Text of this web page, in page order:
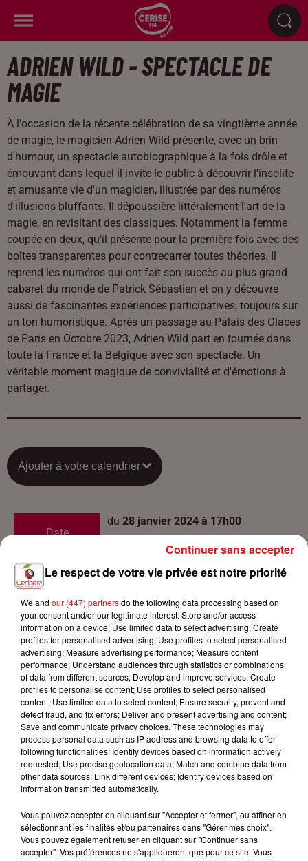
ADRIEN WILD - SPECTACLE DE
MAGIE
À l'occasion de la récente célébration de sa vingtième année
de magie, le magicien Adrien Wild présente, avec un brin
d'humour, un spectacle autobiographique à la fois drôle et
émouvant dans lequel il invite le public à découvrir l'insolite
et amusante vie d'un magicien, illustrée par des numéros
d'illusions bluffants. Il dépoussière littéralement l'art de la
magie, en revisitant des classiques. Notamment la femme
coupée en deux, qu'il présente pour la première fois avec des
boîtes transparentes pour contrecarrer toutes théories. Il
reprend les numéros qui ont fait son succès au plus grand
cabaret du monde de Patrick Sébastien et on y découvre
aussi de fascinantes expériences participatives, toujours sur
un ton humoristique. Après un passage au Palais des Glaces
de Paris en Octobre 2023, Adrien Wild part en tournée dans
toute la France et la Belgique avec son spectacle. Un
véritable moment magique de convivialité et d'émotions à
partager.
Ajouter à votre calendrier
Date
du 28 janvier 2024 à 17h00
28 janvier 2024 à 18h30
Tarif
Prix : De 26€ à 32€
Lieu
Espace Dollfus et Noack 20a rue Jean
de La Fontaine
68390 SAUSHEIM
Organisateur
ED&N
03 89 46 83 90
Le respect de votre vie privée est notre priorité
We and our (447) partnersdo the following data processing based on
your consent and/or our legitimate interest: Store and/or access
information on a device; Use limited data to select advertising; Create
profiles for personalised advertising; Use profiles to select personalised
advertising; Measure advertising performance; Measure content
performance; Understand audiences through statistics or combinations
of data from different sources; Develop and improve services; Create
profiles to personalise content; Use profiles to select personalised
content; Use limited data to select content; Ensure security, prevent and
detect fraud, and fix errors; Deliver and present advertising and content;
Save and communicate privacy choices. These technologies may
process personal data such as IP address and browsing data to offer
following functionalities: Identify devices based on information actively
requested; Use precise geolocation data; Match and combine data from
other data sources; Link different devices; Identify devices based on
information transmitted automatically.
Vous pouvez accepter en cliquant sur "Accepter et fermer", ou affiner en
sélectionnant les finalités et/ou partenaires dans "Gérer mes choix".
Vous pouvez également refuser en cliquant sur "Continuer sans
accepter". Vos préférences ne s'appliqueront que pour ce site. Vous
Continuer sans accepter